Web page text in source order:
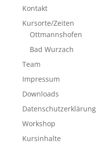
Kontakt
Kursorte/Zeiten
Ottmannshofen
Bad Wurzach
Team
Impressum
Downloads
Datenschutzerklärung
Workshop
Kursinhalte